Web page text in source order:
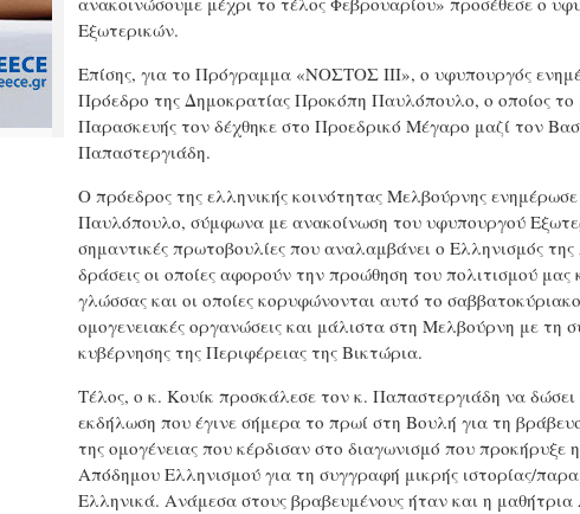
Εξωτερικών.
Επίσης, για το Πρόγραμμα «ΝΟΣΤΟΣ III», ο υφυπουργός
Πρόεδρο της Δημοκρατίας Προκόπη Παυλόπουλο, ο οποίος το
Παρασκευής τον δέχθηκε στο Προεδρικό Μέγαρο μαζί τον
Παπαστεργιάδη.
Ο πρόεδρος της ελληνικής κοινότητας Μελβούρνης
Παυλόπουλο, σύμφωνα με ανακοίνωση του υφυπουργού
σημαντικές πρωτοβουλίες που αναλαμβάνει ο Ελληνισμός
δράσεις οι οποίες αφορούν την προώθηση του πολιτισμού μας
γλώσσας και οι οποίες κορυφώνονται αυτό το σαββατοκύριακο
ομογενειακές οργανώσεις και μάλιστα στη Μελβούρνη με τη
κυβέρνησης της Περιφέρειας της Βικτώρια.
Τέλος, ο κ. Κουίκ προσκάλεσε τον κ. Παπαστεργιάδη να
εκδήλωση που έγινε σήμερα το πρωί στη Βουλή για τη
της ομογένειας που κέρδισαν στο διαγωνισμό που προκήρυξε
Απόδημου Ελληνισμού για τη συγγραφή μικρής ιστορίας/
Ελληνικά. Ανάμεσα στους βραβευμένους ήταν και η